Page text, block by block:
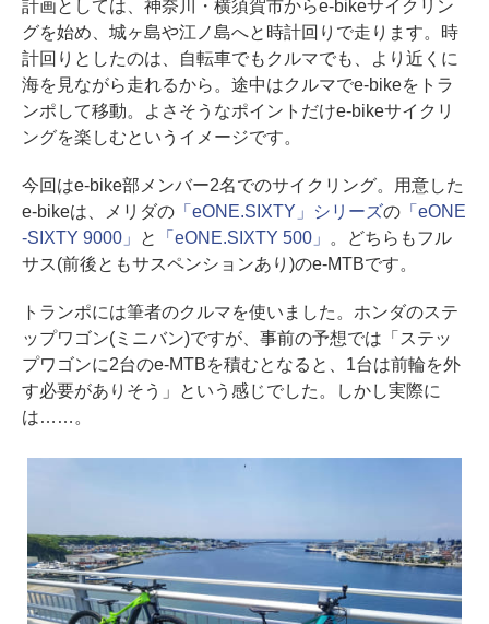
計画としては、神奈川・横須賀市からe-bikeサイクリン
グを始め、城ヶ島や江ノ島へと時計回りで走ります。時
計回りとしたのは、自転車でもクルマでも、より近くに
海を見ながら走れるから。途中はクルマでe-bikeをトラ
ンポして移動。よさそうなポイントだけe-bikeサイクリ
ングを楽しむというイメージです。
今回はe-bike部メンバー2名でのサイクリング。用意した
e-bikeは、メリダの「eONE.SIXTY」シリーズの「eONE
-SIXTY 9000」
と 「eONE.SIXTY 500」
。どちらもフル
サス(前後ともサスペンションあり)のe-MTBです。
トランポには筆者のクルマを使いました。ホンダのステ
ップワゴン(ミニバン)ですが、事前の予想では「ステッ
プワゴンに2台のe-MTBを積むとなると、1台は前輪を外
す必要がありそう」という感じでした。しかし実際に
は……。